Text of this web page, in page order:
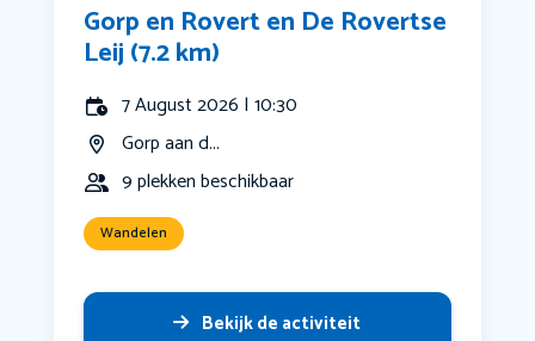
Gorp en Rovert en De Rovertse
Leij (7.2 km)
7 August 2026 | 10:30
Gorp aan d...
9 plekken beschikbaar
Wandelen
Bekijk de activiteit